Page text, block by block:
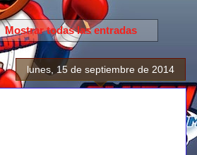
Mostrar todas las entradas
lunes, 15 de septiembre de 2014